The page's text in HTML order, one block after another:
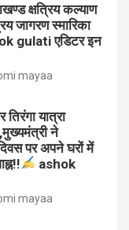
क्षत्रिय कल्याण
जागरण स्मारिका
gulati एडिटर इन
mayaa
यात्रा
ने
पर अपने घरों में
ashok
mayaa